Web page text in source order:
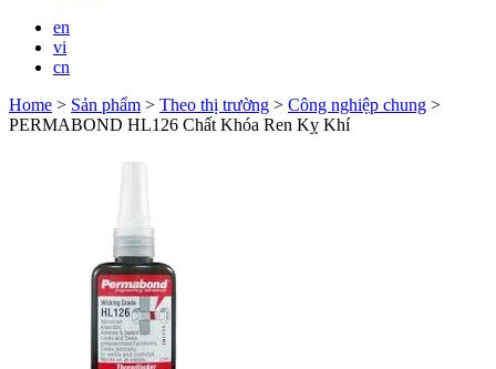
en
vi
cn
Home > Sản phẩm > Theo thị trường > Công nghiệp chung >
PERMABOND HL126 Chất Khóa Ren Kỵ Khí